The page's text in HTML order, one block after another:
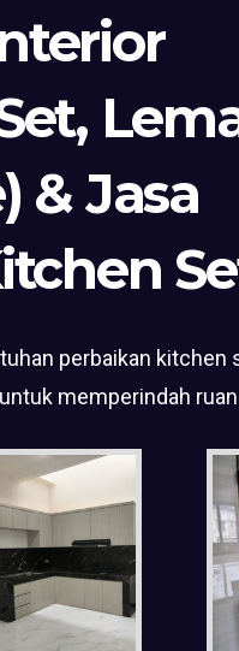
& Jasa
perbaikan kitchen
memperindah